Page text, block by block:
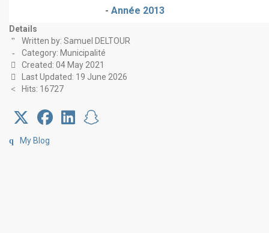
- Année 2013
Details
Written by: Samuel DELTOUR
Category: Municipalité
Created: 04 May 2021
Last Updated: 19 June 2026
Hits: 16727
My Blog